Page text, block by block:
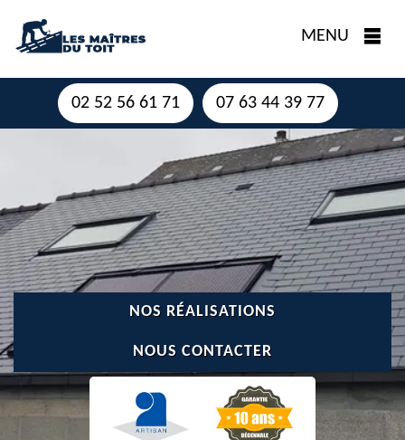
MENU
02 52 56 61 71 07 63 44 39 77
NOS RÉALISATIONS
NOUS CONTACTER